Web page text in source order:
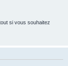
si vous souhaitez